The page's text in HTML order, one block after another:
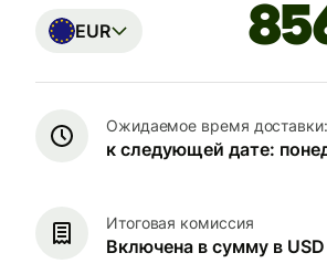
EUR
Ожидаемое время доставки:
к следующей дате:
Итоговая комиссия
Включена в сумму в USD